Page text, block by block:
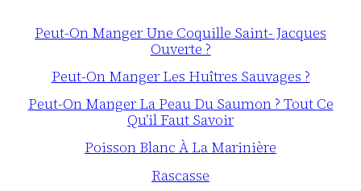
Peut-On Manger Une Coquille Saint- Jacques
Ouverte ?
Peut-On Manger Les Huîtres Sauvages ?
Peut-On Manger La Peau Du Saumon ? Tout Ce
Qu’il Faut Savoir
Poisson Blanc À La Marinière
Rascasse